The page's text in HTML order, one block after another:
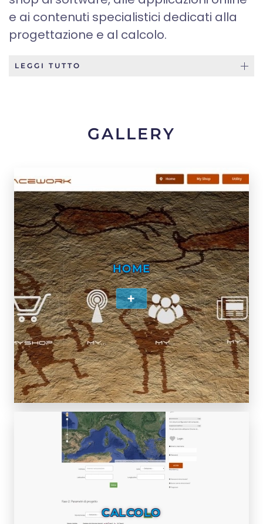
e ai contenuti specialistici dedicati alla
progettazione e al calcolo.
LEGGI TUTTO
GALLERY
HOME
+
CALCOLO